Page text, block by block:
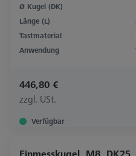
Ø Kugel (DK)
Länge (L)
Tastmaterial
Anwendung
446,80 €
zzgl. USt.
Verfügbar